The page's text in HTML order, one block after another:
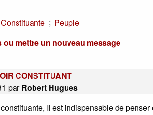
Constituante ; Peuple
mettre un nouveau message
CONSTITUANT
parRobert Hugues
Il est indispensable de